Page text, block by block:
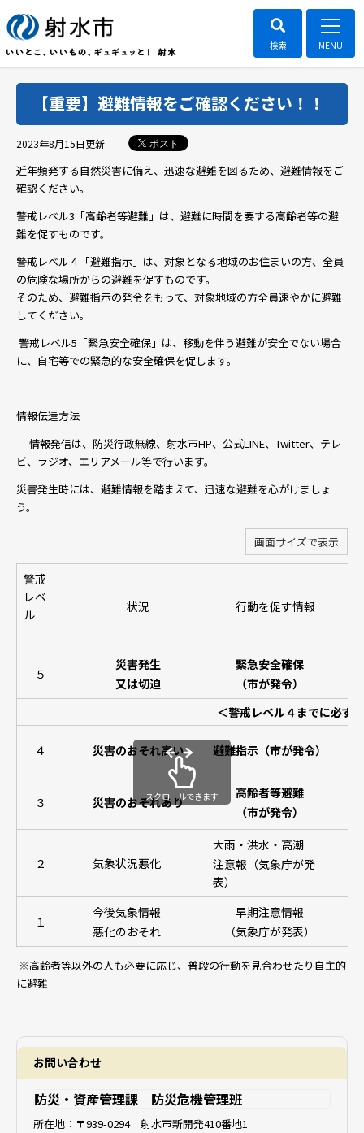
【重要】避難情報をご確認ください！！
2023年8月15日更新 ポスト
近年頻発する自然災害に備え、迅速な避難を図るため、避難情報をご
確認ください。
警戒レベル3「高齢者等避難」は、避難に時間を要する高齢者等の避
難を促すものです。
警戒レベル４「避難指示」は、対象となる地域のお住まいの方、全員
の危険な場所からの避難を促すものです。
そのため、避難指示の発令をもって、対象地域の方全員速やかに避難
してください。
警戒レベル5「緊急安全確保」は、移動を伴う避難が安全でない場合
に、自宅等での緊急的な安全確保を促します。
情報伝達方法
情報発信は、防災行政無線、射水市HP、公式LINE、Twitter、テレ
ビ、ラジオ、エリアメール等で行います。
災害発生時には、避難情報を踏まえて、迅速な避難を心がけましょ
う。
画面サイズで表示
警戒
レベ
ル
状況 行動を促す情報
５
災害発生
又は切迫
緊急安全確保
（市が発令）
＜警戒レベル４までに必ず
４ 災害のおそれ高い 避難指示 （市が発令）
３ 災害のおそれあり
高齢者等避難
（市が発令）
２ 気象状況悪化
大雨・洪水・高潮
注意報（気象庁が発
表）
１
今後気象情報
悪化のおそれ
早期注意情報
（気象庁が発表）
スクロールできます
※高齢者等以外の人も必要に応じ、普段の行動を見合わせたり自主的
に避難
お問い合わせ
防災・資産管理課 防災危機管理班
所在地： 〒939-0294 射水市新開発410番地1